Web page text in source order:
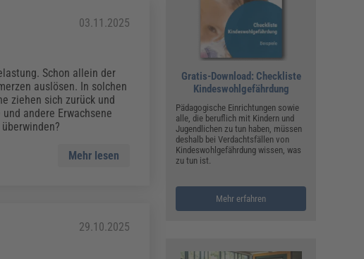
03.11.2025
Schon allein der
auslösen. In solchen
ziehen sich zurück und
andere Erwachsene
Mehr lesen
29.10.2025
Gratis-Download: Checkliste
Kindeswohlgefährdung
Pädagogische Einrichtungen sowie
alle, die beruflich mit Kindern und
Jugendlichen zu tun haben, müssen
deshalb bei Verdachtsfällen von
Kindeswohlgefährdung wissen, was
zu tun ist.
Mehr erfahren